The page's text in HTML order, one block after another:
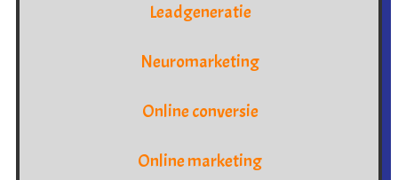
Leadgeneratie
Neuromarketing
Online conversie
Online marketing